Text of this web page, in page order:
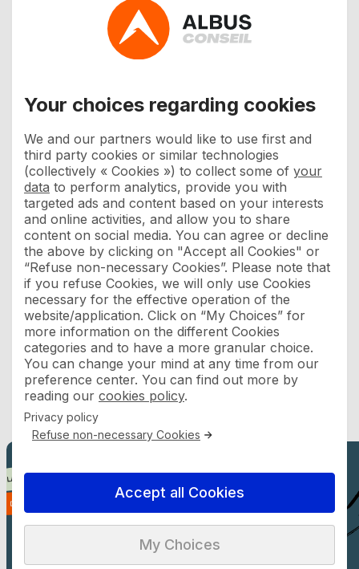
Podcast
Your choices regarding cookies
We and our partners would like to use first and
third party cookies or similar technologies
(collectively « Cookies ») to collect some of your
data to perform analytics, provide you with
targeted ads and content based on your interests
and online activities, and allow you to share
content on social media. You can agree or decline
the above by clicking on "Accept all Cookies" or
“Refuse non-necessary Cookies”. Please note that
if you refuse Cookies, we will only use Cookies
necessary for the effective operation of the
website/application. Click on “My Choices” for
more information on the different Cookies
categories and to have a more granular choice.
You can change your mind at any time from our
preference center. You can find out more by
reading our cookies policy.
Privacy policy
Refuse non-necessary Cookies
Accept all Cookies
My Choices